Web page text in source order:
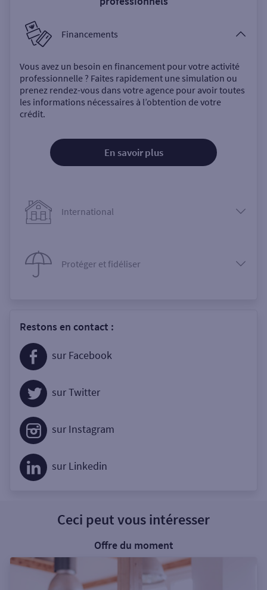
Financements
Vous avez un besoin en financement pour votre activité
professionnelle ? Faites rapidement une simulation ou
prenez rendez-vous dans votre agence pour avoir toutes
les informations nécessaires à l’obtention de votre
crédit.
En savoir plus
International
Protéger et fidéliser
Restons en contact :
sur Facebook
sur Twitter
sur Instagram
sur Linkedin
Ceci peut vous intéresser
Offre du moment